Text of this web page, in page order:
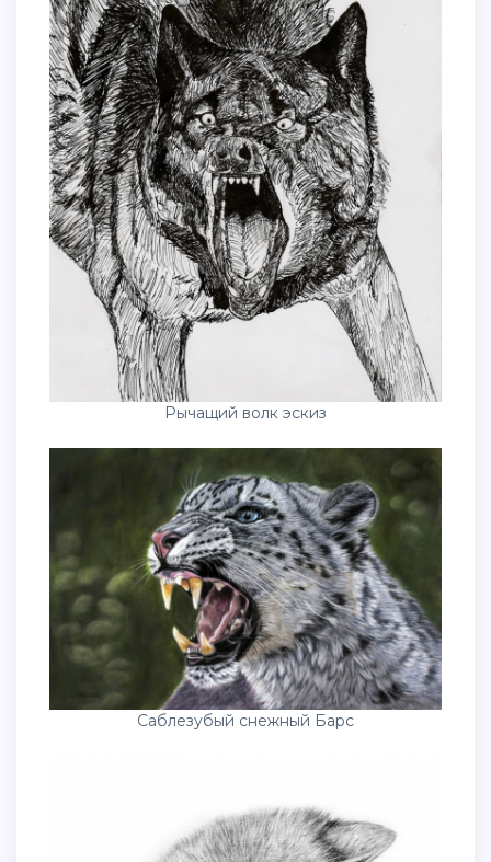
Рычащий волк эскиз
Саблезубый снежный Барс